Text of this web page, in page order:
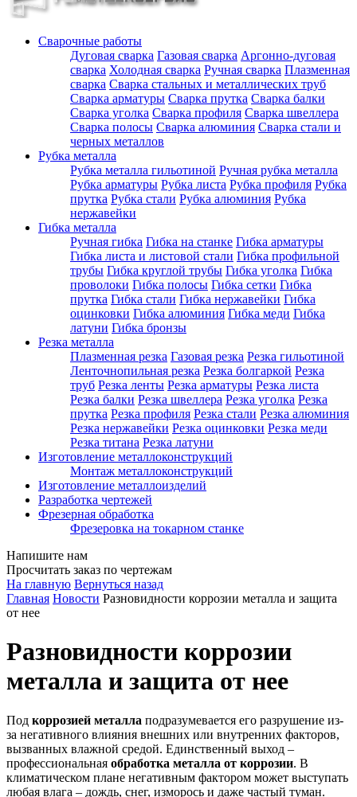
Сварочные работы
Дуговая сварка Газовая сварка Аргонно-дуговая
сварка Холодная сварка Ручная сварка Плазменная
сварка Сварка стальных и металлических труб
Сварка арматуры Сварка прутка Сварка балки
Сварка уголка Сварка профиля Сварка швеллера
Сварка полосы Сварка алюминия Сварка стали и
черных металлов
Рубка металла
Рубка металла гильотиной Ручная рубка металла
Рубка арматуры Рубка листа Рубка профиля Рубка
прутка Рубка стали Рубка алюминия Рубка
нержавейки
Гибка металла
Ручная гибка Гибка на станке Гибка арматуры
Гибка листа и листовой стали Гибка профильной
трубы Гибка круглой трубы Гибка уголка Гибка
проволоки Гибка полосы Гибка сетки Гибка
прутка Гибка стали Гибка нержавейки Гибка
оцинковки Гибка алюминия Гибка меди Гибка
латуни Гибка бронзы
Резка металла
Плазменная резка Газовая резка Резка гильотиной
Ленточнопильная резка Резка болгаркой Резка
труб Резка ленты Резка арматуры Резка листа
Резка балки Резка швеллера Резка уголка Резка
прутка Резка профиля Резка стали Резка алюминия
Резка нержавейки Резка оцинковки Резка меди
Резка титана Резка латуни
Изготовление металлоконструкций
Монтаж металлоконструкций
Изготовление металлоизделий
Разработка чертежей
Фрезерная обработка
Фрезеровка на токарном станке
Напишите нам
Просчитать заказ по чертежам
На главную Вернуться назад
Главная Новости Разновидности коррозии металла и защита
от нее
Разновидности коррозии
металла и защита от нее
Под коррозией металла подразумевается его разрушение из-
за негативного влияния внешних или внутренних факторов,
вызванных влажной средой. Единственный выход –
профессиональная обработка металла от коррозии. В
климатическом плане негативным фактором может выступать
любая влага – дождь, снег, изморось и даже частый туман.